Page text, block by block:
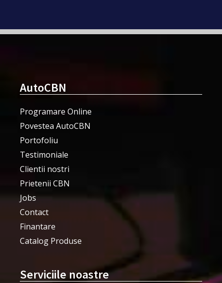
AutoCBN
Programare Online
Povestea AutoCBN
Portofoliu
Testimoniale
Clientii nostri
Prietenii CBN
Jobs
Contact
Finantare
Catalog Produse
Serviciile noastre